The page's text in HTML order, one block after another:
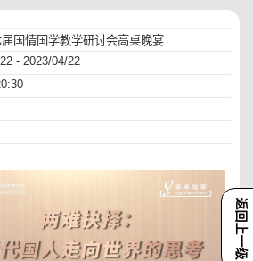
返回上一级
国情国学教学研讨会高桌晚宴
- 2023/04/22